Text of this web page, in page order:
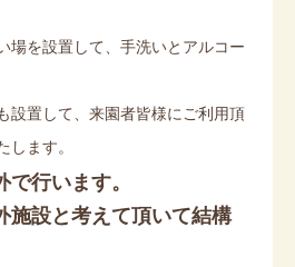
場を設置して、手洗いとアルコー
設置して、来園者皆様にご利用頂
します。
行います。
施設と考えて頂いて結構